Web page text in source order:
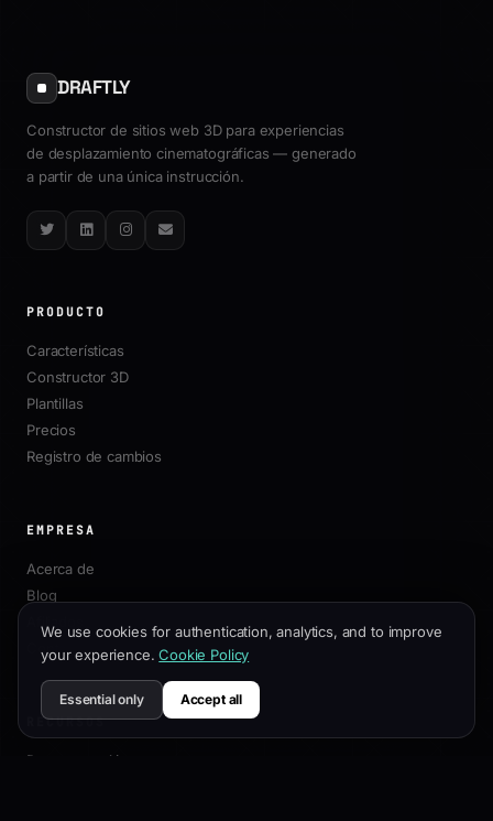
DRAFTLY
Constructor de sitios web 3D para experiencias
de desplazamiento cinematográficas — generado
a partir de una única instrucción.
TwitterLinkedInInstagram
Email
PRODUCTO
Características
Constructor 3D
Plantillas
Precios
Registro de cambios
EMPRESA
Acerca de
Blog
Contacto
RECURSOS
Documentación
We use cookies for authentication, analytics, and to improve
your experience. Cookie Policy
Essential only Accept all